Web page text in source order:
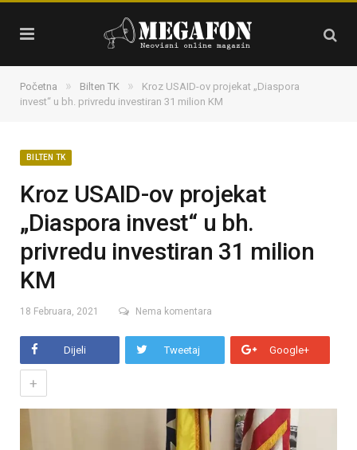
Početna » Bilten TK »
Kroz USAID-ov projekat „Diaspora
invest“ u bh. privredu investiran 31 milion KM
BILTEN TK
Kroz USAID-ov projekat
„Diaspora invest“ u bh.
privredu investiran 31 milion
KM
18 Februara, 2021 Nema komentara
Dijeli Tweetaj Google+
+